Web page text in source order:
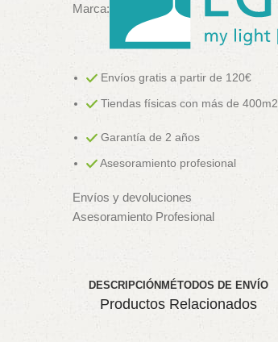
Marca:
Envíos gratis a partir de 120€
Tiendas físicas con más de 400m2
Garantía de 2 años
Asesoramiento profesional
Envíos y devoluciones
Asesoramiento Profesional
DESCRIPCIÓN MÉTODOS DE ENVÍO
Productos Relacionados